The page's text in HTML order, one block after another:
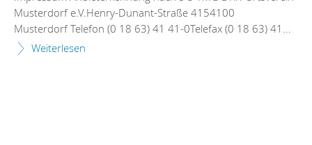
Musterdorf e.V.Henry-Dunant-Straße 4154100
Musterdorf Telefon (0 18 63) 41 41-0Telefax (0 18 63) 41...
Weiterlesen